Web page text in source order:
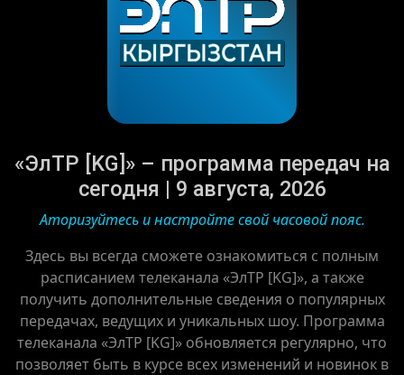
«ЭлТР [KG]» – программа передач на
сегодня | 9 августа, 2026
Аторизуйтесь и настройте свой часовой пояс.
Здесь вы всегда сможете ознакомиться с полным
расписанием телеканала «ЭлТР [KG]», а также
получить дополнительные сведения о популярных
передачах, ведущих и уникальных шоу. Программа
телеканала «ЭлТР [KG]» обновляется регулярно, что
позволяет быть в курсе всех изменений и новинок в